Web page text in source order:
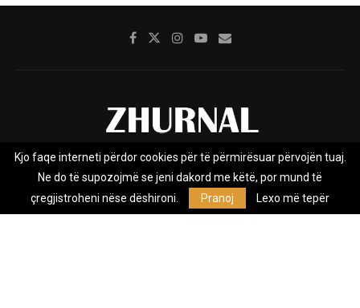
Rreth nesh Impresumi Marketing
Privacy Policy
Zhurnal.mk është Agjenci e Lajmeve e pavarur, e themeluar në vitin
Kjo faqe interneti përdor cookies për të përmirësuar përvojën tuaj.
Ne do të supozojmë se jeni dakord me këtë, por mund të
çregjistroheni nëse dëshironi.
Pranoj Lexo më tepër